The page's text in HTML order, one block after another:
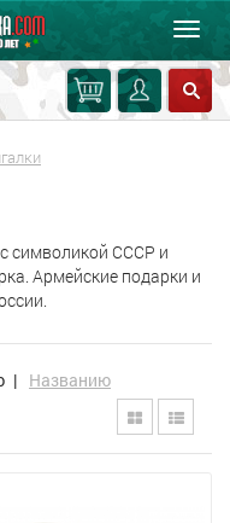
символикой СССР и
Армейские подарки и
| Названию